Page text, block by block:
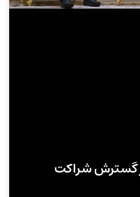
گسترش شراکت